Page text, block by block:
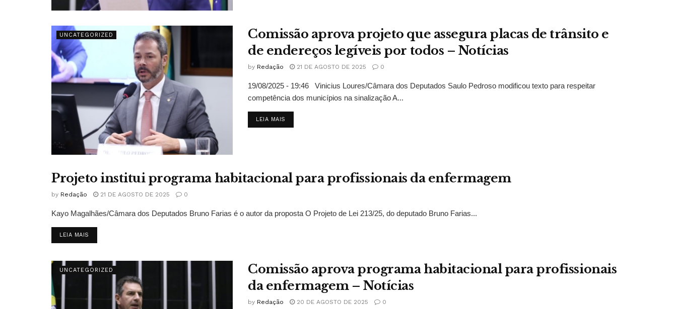
UNCATEGORIZED
Comissão aprova projeto que assegura placas de trânsito e
de endereços legíveis por todos – Notícias
by Redação 21 DE AGOSTO DE 2025 0
19/08/2025 - 19:46 Vinicius Loures/Câmara dos Deputados Saulo Pedroso modificou texto para respeitar
competência dos municípios na sinalização A...
LEIA MAIS
UNCATEGORIZED
Projeto institui programa habitacional para profissionais da enfermagem
by Redação 21 DE AGOSTO DE 2025 0
Kayo Magalhães/Câmara dos Deputados Bruno Farias é o autor da proposta O Projeto de Lei 213/25, do deputado Bruno Farias...
LEIA MAIS
UNCATEGORIZED
Comissão aprova programa habitacional para profissionais
da enfermagem – Notícias
by Redação 20 DE AGOSTO DE 2025 0